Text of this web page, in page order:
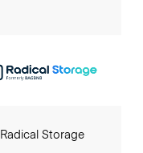
Radical Storage